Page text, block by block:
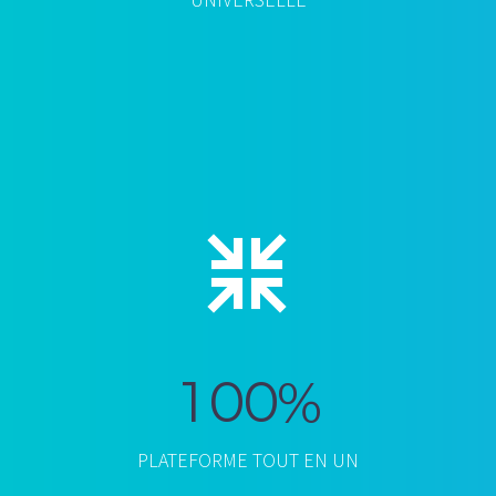


1 00%
PLATEFORME TOUT EN UN